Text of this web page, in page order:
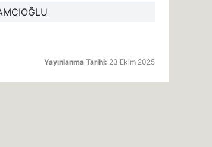
Yayınlanma Tarihi: 23 Ekim 2025